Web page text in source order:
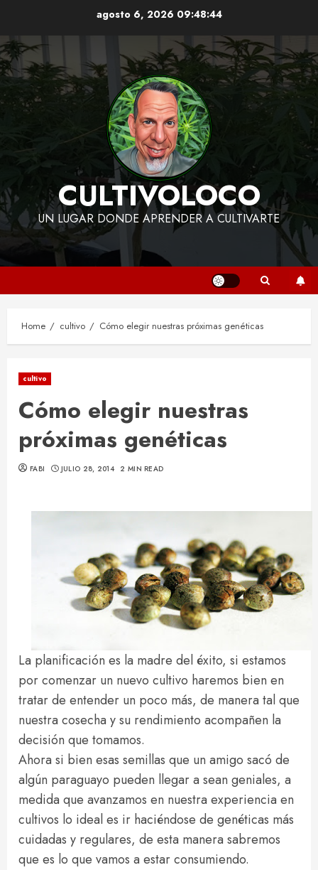
content
agosto 6, 2026 09:48:45
CULTIVOLOCO
UN LUGAR DONDE APRENDER A CULTIVARTE
Home cultivo Cómo elegir nuestras próximas genéticas
cultivo
Cómo elegir nuestras
próximas genéticas
FABI JULIO 28, 2014 2 MIN READ
La planificación es la madre del éxito, si estamos
por comenzar un nuevo cultivo haremos bien en
tratar de entender un poco más, de manera tal que
nuestra cosecha y su rendimiento acompañen la
decisión que tomamos.
Ahora si bien esas semillas que un amigo sacó de
algún paraguayo pueden llegar a sean geniales, a
medida que avanzamos en nuestra experiencia en
cultivos lo ideal es ir haciéndose de genéticas más
cuidadas y regulares, de esta manera sabremos
que es lo que vamos a estar consumiendo.